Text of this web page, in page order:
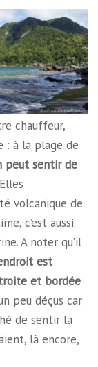
chauffeur,
: à la plage de
peut sentir de
volcanique de
c’est aussi
A noter qu’il
est
et bordée
peu déçus car
de sentir la
là encore,